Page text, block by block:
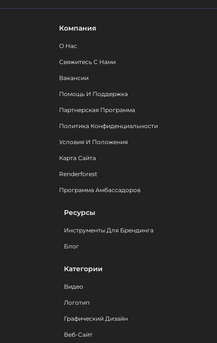
Компания
О Нас
Свяжитесь С Нами
Вакансии
Помощь И Поддержка
Партнерская Программа
Политика Конфиденциальности
Условия И Положения
Карта Сайта
Renderforest
Программа Амбассадоров
Ресурсы
Инструменты Для Брендинга
Блог
Категории
Видео
Логотип
Графический Дизайн
Веб-Сайт